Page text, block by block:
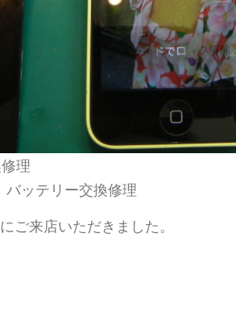
理
ッテリー交換修理
ご来店いただきました。